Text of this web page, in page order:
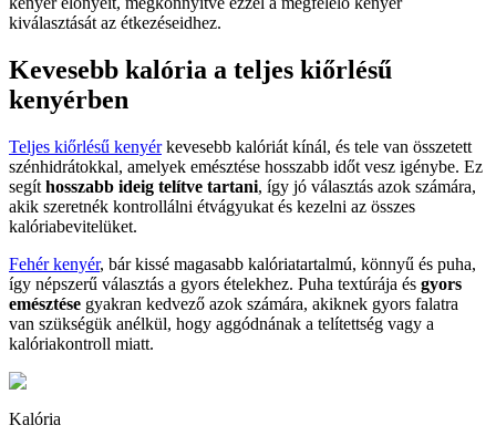
kiválasztását az étkezéseidhez.
Kevesebb kalória a teljes kiőrlésű
kenyérben
Teljes kiőrlésű kenyérkevesebb kalóriát kínál, és tele van összetett
szénhidrátokkal, amelyek emésztése hosszabb időt vesz igénybe. Ez
segít hosszabb ideig telítve tartani, így jó választás azok számára,
akik szeretnék kontrollálni étvágyukat és kezelni az összes
kalóriabevitelüket.
Fehér kenyér, bár kissé magasabb kalóriatartalmú, könnyű és puha,
így népszerű választás a gyors ételekhez. Puha textúrája és gyors
emésztése gyakran kedvező azok számára, akiknek gyors falatra
van szükségük anélkül, hogy aggódnának a telítettség vagy a
kalóriakontroll miatt.
Kalória